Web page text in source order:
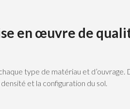
en œuvre de
type de matériau et d’ouvrage.
et la configuration du sol.